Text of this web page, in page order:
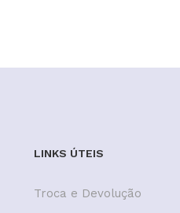
LINKS ÚTEIS
Troca e Devolução